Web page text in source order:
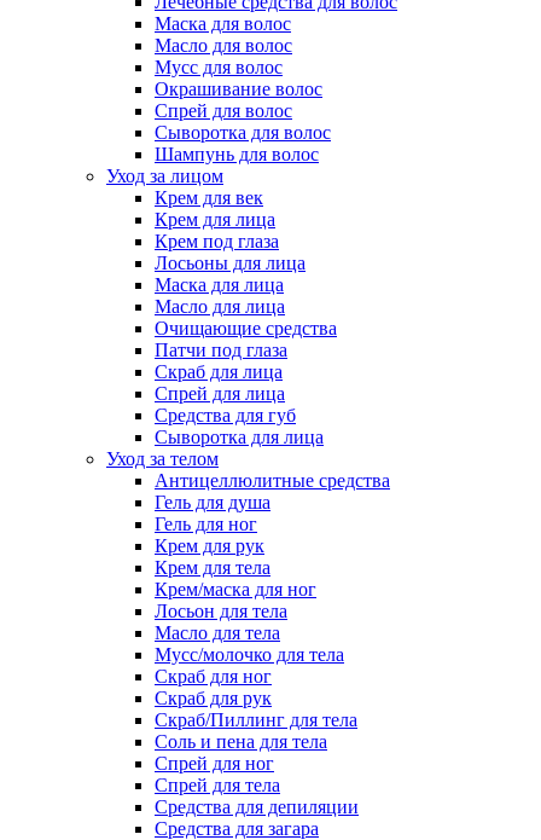
Маска для волос
Масло для волос
Мусс для волос
Окрашивание волос
Спрей для волос
Сыворотка для волос
Шампунь для волос
Уход за лицом
Крем для век
Крем для лица
Крем под глаза
Лосьоны для лица
Маска для лица
Масло для лица
Очищающие средства
Патчи под глаза
Скраб для лица
Спрей для лица
Средства для губ
Сыворотка для лица
Уход за телом
Антицеллюлитные средства
Гель для душа
Гель для ног
Крем для рук
Крем для тела
Крем/маска для ног
Лосьон для тела
Масло для тела
Мусс/молочко для тела
Скраб для ног
Скраб для рук
Скраб/Пиллинг для тела
Соль и пена для тела
Спрей для ног
Спрей для тела
Средства для депиляции
Средства для загара